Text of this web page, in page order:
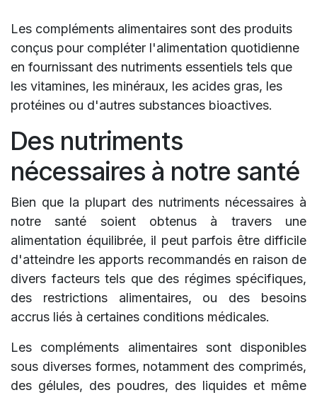
Les compléments alimentaires sont des produits
conçus pour compléter l'alimentation quotidienne
en fournissant des nutriments essentiels tels que
les vitamines, les minéraux, les acides gras, les
protéines ou d'autres substances bioactives.
Des nutriments
nécessaires à notre santé
Bien que la plupart des nutriments nécessaires à
notre santé soient obtenus à travers une
alimentation équilibrée, il peut parfois être difficile
d'atteindre les apports recommandés en raison de
divers facteurs tels que des régimes spécifiques,
des restrictions alimentaires, ou des besoins
accrus liés à certaines conditions médicales.
Les compléments alimentaires sont disponibles
sous diverses formes, notamment des comprimés,
des gélules, des poudres, des liquides et même